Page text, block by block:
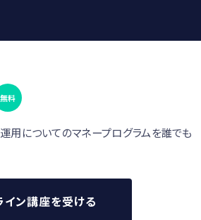
無料
用についてのマネープログラムを誰でも
イン講座を受ける